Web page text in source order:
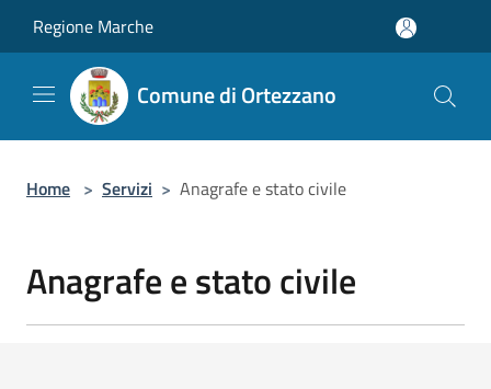
Regione Marche
Comune di Ortezzano
Home > Servizi > Anagrafe e stato civile
Anagrafe e stato civile